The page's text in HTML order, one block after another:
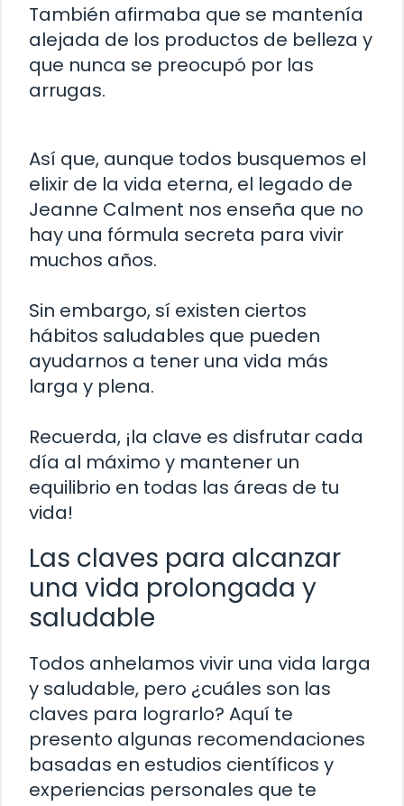
También afirmaba que se mantenía
alejada de los productos de belleza y
que nunca se preocupó por las
arrugas.
Así que, aunque todos busquemos el
elixir de la vida eterna, el legado de
Jeanne Calment nos enseña que no
hay una fórmula secreta para vivir
muchos años.
Sin embargo, sí existen ciertos
hábitos saludables que pueden
ayudarnos a tener una vida más
larga y plena.
Recuerda, ¡la clave es disfrutar cada
día al máximo y mantener un
equilibrio en todas las áreas de tu
vida!
Las claves para alcanzar
una vida prolongada y
saludable
Todos anhelamos vivir una vida larga
y saludable, pero ¿cuáles son las
claves para lograrlo? Aquí te
presento algunas recomendaciones
basadas en estudios científicos y
experiencias personales que te